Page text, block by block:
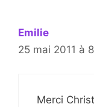
Emilie
25 mai 2011 à
Merci